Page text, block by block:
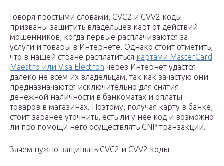
Говоря простыми словами, CVC2 и CVV2 коды
призваны защитить владельцев карт от действий
мошенников, когда первые расплачиваются за
услуги и товары в Интернете. Однако стоит отметить,
что в нашей стране расплатиться картами MasterCard
Maestro или Visa Electron через Интернет удастся
далеко не всем их владельцам, так как зачастую они
предназначаются исключительно для снятия
денежной наличности в банкоматах и оплаты
товаров в магазинах. Поэтому, получая карту в банке,
стоит заранее уточнить, есть ли у нее код и возможно
ли про помощи него осуществлять CNP транзакции.
Зачем нужно защищать CVC2 и CVV2 коды